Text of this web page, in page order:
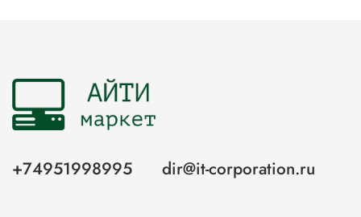
+74951998995 dir@it-corporation.ru